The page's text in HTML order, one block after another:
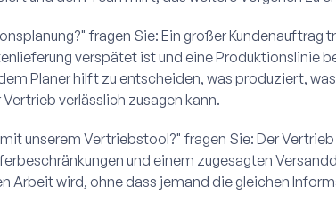
fragen Sie: Ein großer Kundenauftrag
verspätet ist und eine Produktionslinie
Planer hilft zu entscheiden, was produziert,
verlässlich zusagen kann.
unserem Vertriebstool?" fragen Sie: Der
und einem zugesagten
Arbeit wird, ohne dass jemand die gleichen